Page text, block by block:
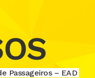
Passageiros – EAD